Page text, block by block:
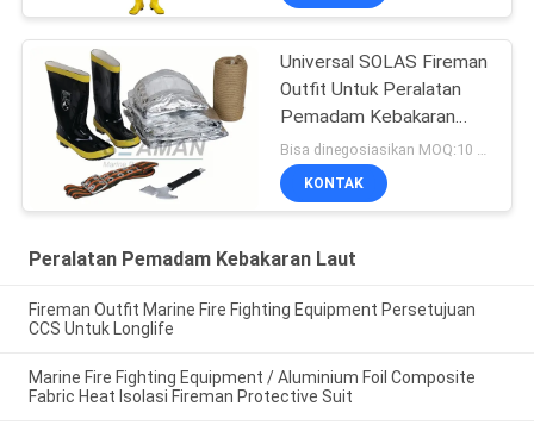
Universal SOLAS Fireman
Outfit Untuk Peralatan
Pemadam Kebakaran
Laut
KONTAK
Peralatan Pemadam Kebakaran Laut
Fireman Outfit Marine Fire Fighting Equipment Persetujuan
CCS Untuk Longlife
Marine Fire Fighting Equipment / Aluminium Foil Composite
Fabric Heat Isolasi Fireman Protective Suit